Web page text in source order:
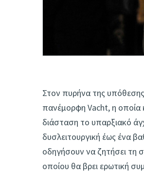
Στον πυρήνα της
πανέμορφη Vacht, η οποία
διάσταση το υπαρξιακό
δυσλειτουργική έως ένα
οδηγήσουν να ζητήσει τη
οποίου θα βρει ερωτική